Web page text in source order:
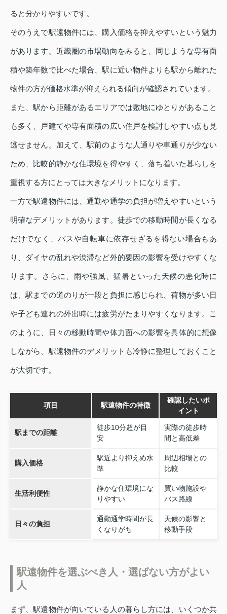
ると分かりやすいです。
そのうえで駅遠物件には、購入価格を抑えやすいという魅力
があります。近畿圏の市場動向をみると、同じような専有面
積や築年数で比べた場合、駅に近い物件よりも駅から離れた
物件の方が価格水準が抑えられる傾向が確認されています。
また、駅から距離があるエリアでは敷地にゆとりがあること
も多く、戸建てや専有面積の広い住戸を検討しやすい点も見
逃せません。加えて、駅前のような人通りや車通りが少ない
ため、比較的静かな住環境を得やすく、落ち着いた暮らしを
重視する方にとっては大きなメリットになります。
一方で駅遠物件には、通勤や通学の負担が増えやすいという
明確なデメリットがあります。徒歩での移動時間が長くなる
だけでなく、バスや自転車に依存せざるを得ない場合もあ
り、ダイヤの乱れや渋滞など外的要因の影響を受けやすくな
ります。さらに、雨や強風、猛暑といった天候の悪化時に
は、駅までの道のりが一段と負担に感じられ、荷物が多い日
や子ども連れの外出時には疲労がたまりやすくなります。こ
のように、日々の移動時間や体力面への影響を具体的に想像
しながら、駅遠物件のデメリットも冷静に整理しておくこと
が大切です。
項目 駅遠物件の特徴
確認したいポ
イント
駅までの距離
徒歩10分超が目
安
実際の徒歩時
間と高低差
購入価格
駅近より抑えめ水
準
周辺相場との
比較
生活利便性
静かな住環境にな
りやすい
買い物施設や
バス路線
日々の負担
通勤通学時間が長
くなりがち
天候の影響と
移動手段
駅遠物件を選ぶべき人・選ばない方がよい
人
まず、駅遠物件が向いている人の暮らし方には、いくつか共